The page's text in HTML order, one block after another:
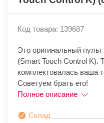
Код товара: 139687
Это оригинальный
(Smart Touch Control K).
комплектовалась ваша
Советуем брать его!
Полное описание
Склад